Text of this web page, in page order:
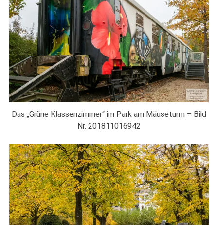
Das „Grüne Klassenzimmer“ im Park am Mäuseturm – Bild
Nr. 201811016942